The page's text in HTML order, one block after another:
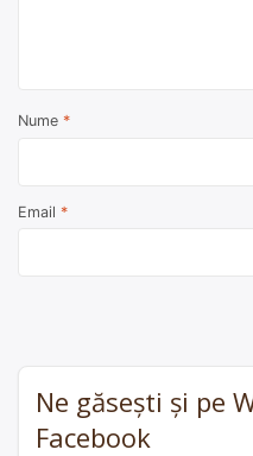
Nume *
Email *
Ne găsești și pe
Facebook